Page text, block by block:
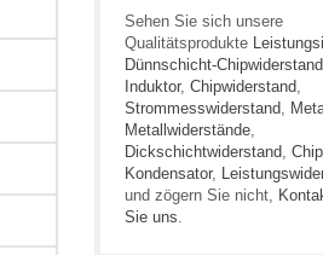
Sehen Sie sich unsere
Qualitätsprodukte
Dünnschicht-Chipwiderstand
Induktor, Chipwiderstand,
Strommesswiderstand,
Metallwiderstände,
Dickschichtwiderstand,
Kondensator,
und zögern Sie nicht,
Sie uns.